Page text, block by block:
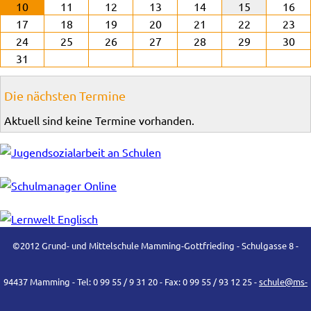
10
11 12 13 14 15
16
17
18 19 20 21 22
23
24
25 26 27 28 29
30
31
Die nächsten Termine
Aktuell sind keine Termine vorhanden.
©2012 Grund- und Mittelschule Mamming-Gottfrieding - Schulgasse 8 -
94437 Mamming - Tel: 0 99 55 / 9 31 20 - Fax: 0 99 55 / 93 12 25 -schule@ms-